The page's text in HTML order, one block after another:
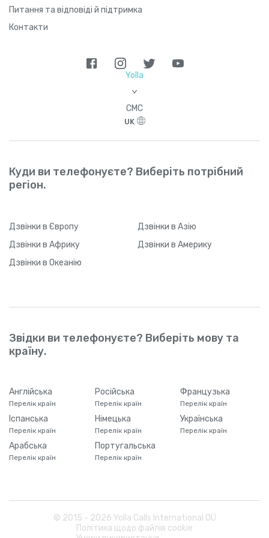
Питання та відповіді й підтримка
Контакти
Yolla
>
СМС
UK
Куди ви телефонуєте? Виберіть потрібний
регіон.
Дзвінки в Європу Дзвінки в Азію
Дзвінки в Африку Дзвінки в Америку
Дзвінки в Океанію
Звідки ви телефонуєте? Виберіть мову та
країну.
Англійська
Перелік країн
Російська
Перелік країн
Французька
Перелік країн
Іспанська
Перелік країн
Німецька
Перелік країн
Українська
Перелік країн
Арабська
Перелік країн
Португальська
Перелік країн
© 2015 - 2026 Yolla Calls International OÜ
Політика щодо файлів cookie